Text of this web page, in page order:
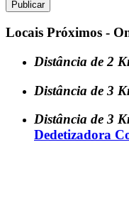
Locais Próximos -
Distância de 2
Distância de 3
Distância de 3
Dedetizadora